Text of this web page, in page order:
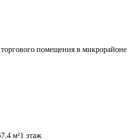
помещения в микрорайоне
м²1 этаж